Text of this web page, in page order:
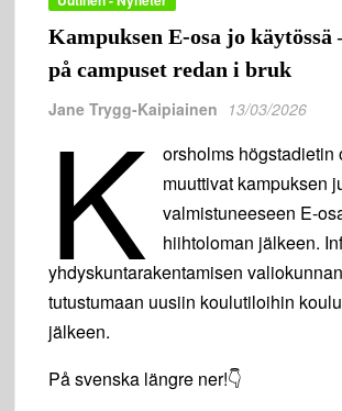
Kampuksen E-osa jo käytössä
på campuset redan i bruk
Jane Trygg-Kaipiainen 13/03/2026
K
orsholms högstadietin
muuttivat kampuksen
valmistuneeseen E-
hiihtoloman jälkeen.
yhdyskuntarakentamisen
tutustumaan uusiin koulutiloihin
jälkeen.
På svenska längre ner!👇